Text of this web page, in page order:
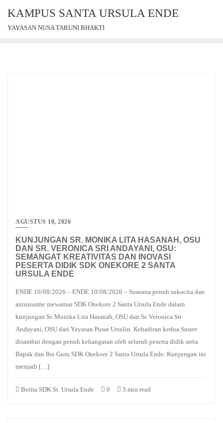
content
KAMPUS SANTA URSULA ENDE
YAYASAN NUSA TARUNI BHAKTI
AGUSTUS 10, 2026
KUNJUNGAN SR. MONIKA LITA HASANAH, OSU
DAN SR. VERONICA SRI ANDAYANI, OSU:
SEMANGAT KREATIVITAS DAN INOVASI
PESERTA DIDIK SDK ONEKORE 2 SANTA
URSULA ENDE
ENDE 10/08/2026 – ENDE 10/08/2026 – Suasana penuh sukacita dan
antusiasme mewarnai SDK Onekore 2 Santa Ursula Ende dalam
kunjungan Sr. Monika Lita Hasanah, OSU dan Sr. Veronica Sri
Andayani, OSU dari Yayasan Pusat Ursulin. Kehadiran kedua Suster
disambut dengan penuh kehangatan oleh seluruh peserta didik serta
Bapak dan Ibu Guru SDK Onekore 2 Santa Ursula Ende. Kunjungan ini
menjadi […]
Berita SDK St. Ursula Ende 0 3 min read